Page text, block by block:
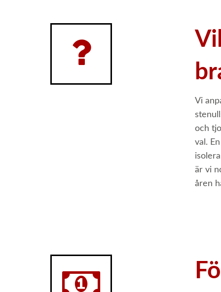
Vi
och
val.
är vi
åren